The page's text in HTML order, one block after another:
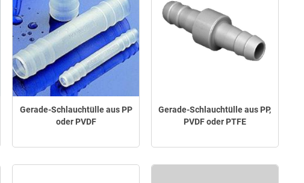
Gerade-Schlauchtülle aus PP
oder PVDF
Gerade-Schlauchtülle aus PP,
PVDF oder PTFE